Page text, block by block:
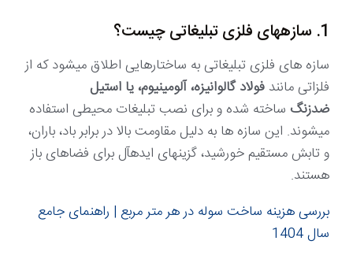
1. سازههای فلزی تبلیغاتی چیست؟
سازه های فلزی تبلیغاتی به ساختارهایی اطلاق میشود که از
فلزاتی مانند فولاد گالوانیزه، آلومینیوم، یا استیل
ضدزنگ ساخته شده و برای نصب تبلیغات محیطی استفاده
میشوند. این سازه ها به دلیل مقاومت بالا در برابر باد، باران،
و تابش مستقیم خورشید، گزینهای ایدهآل برای فضاهای باز
هستند.
بررسی هزینه ساخت سوله در هر متر مربع | راهنمای جامع
سال 1404